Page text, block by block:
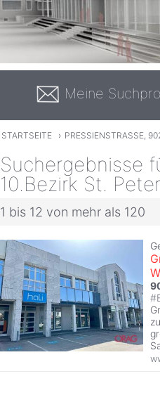
Meine
STARTSEITE › PRESSIENSTRASSE,
Suchergebnisse
10.Bezirk St.
1 bis 12 von mehr als 120
#